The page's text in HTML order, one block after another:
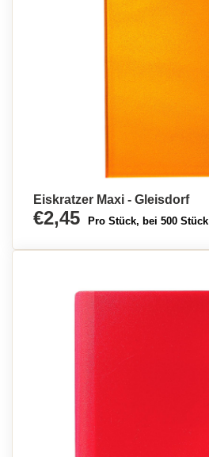
Eiskratzer Maxi - Gleisdorf
€2,45 Pro Stück, bei 500 Stück